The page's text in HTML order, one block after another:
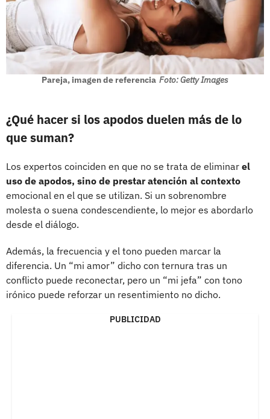
Pareja, imagen de referencia Foto: Getty Images
¿Qué hacer si los apodos duelen más de lo
que suman?
Los expertos coinciden en que no se trata de eliminar el
uso de apodos, sino de prestar atención al contexto
emocional en el que se utilizan. Si un sobrenombre
molesta o suena condescendiente, lo mejor es abordarlo
desde el diálogo.
Además, la frecuencia y el tono pueden marcar la
diferencia. Un “mi amor” dicho con ternura tras un
conflicto puede reconectar, pero un “mi jefa” con tono
irónico puede reforzar un resentimiento no dicho.
PUBLICIDAD